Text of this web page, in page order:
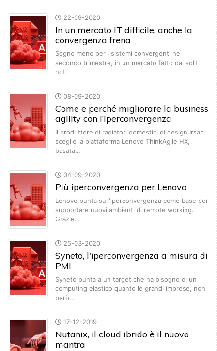
22-09-2020
In un mercato IT difficile, anche la
convergenza frena
Segno meno per i sistemi convergenti nel
secondo trimestre, in un mercato fatto dai soliti
noti
08-09-2020
Come e perché migliorare la business
agility con l’iperconvergenza
Il produttore di radiatori domestici di design Irsap
sceglie la piattaforma Lenovo ThinkAgile HX,
basata…
04-09-2020
Più iperconvergenza per Lenovo
Lenovo punta sull'iperconvergenza come base per
supportare nuovi ambienti di remote working.
Grazie…
25-03-2020
Syneto, l'iperconvergenza a misura di
PMI
Syneto punta a un target che ha bisogno di un
computing elastico quanto le grandi imprese, non
però…
17-12-2019
Nutanix, il cloud ibrido è il nuovo
mantra